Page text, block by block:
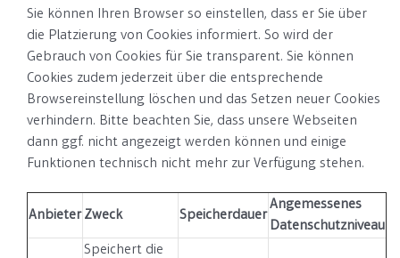
Sie können Ihren Browser so einstellen, dass er Sie über
die Platzierung von Cookies informiert. So wird der
Gebrauch von Cookies für Sie transparent. Sie können
Cookies zudem jederzeit über die entsprechende
Browsereinstellung löschen und das Setzen neuer Cookies
verhindern. Bitte beachten Sie, dass unsere Webseiten
dann ggf. nicht angezeigt werden können und einige
Funktionen technisch nicht mehr zur Verfügung stehen.
Anbieter Zweck Speicherdauer
Angemessenes
Datenschutzniveau
Speichert die